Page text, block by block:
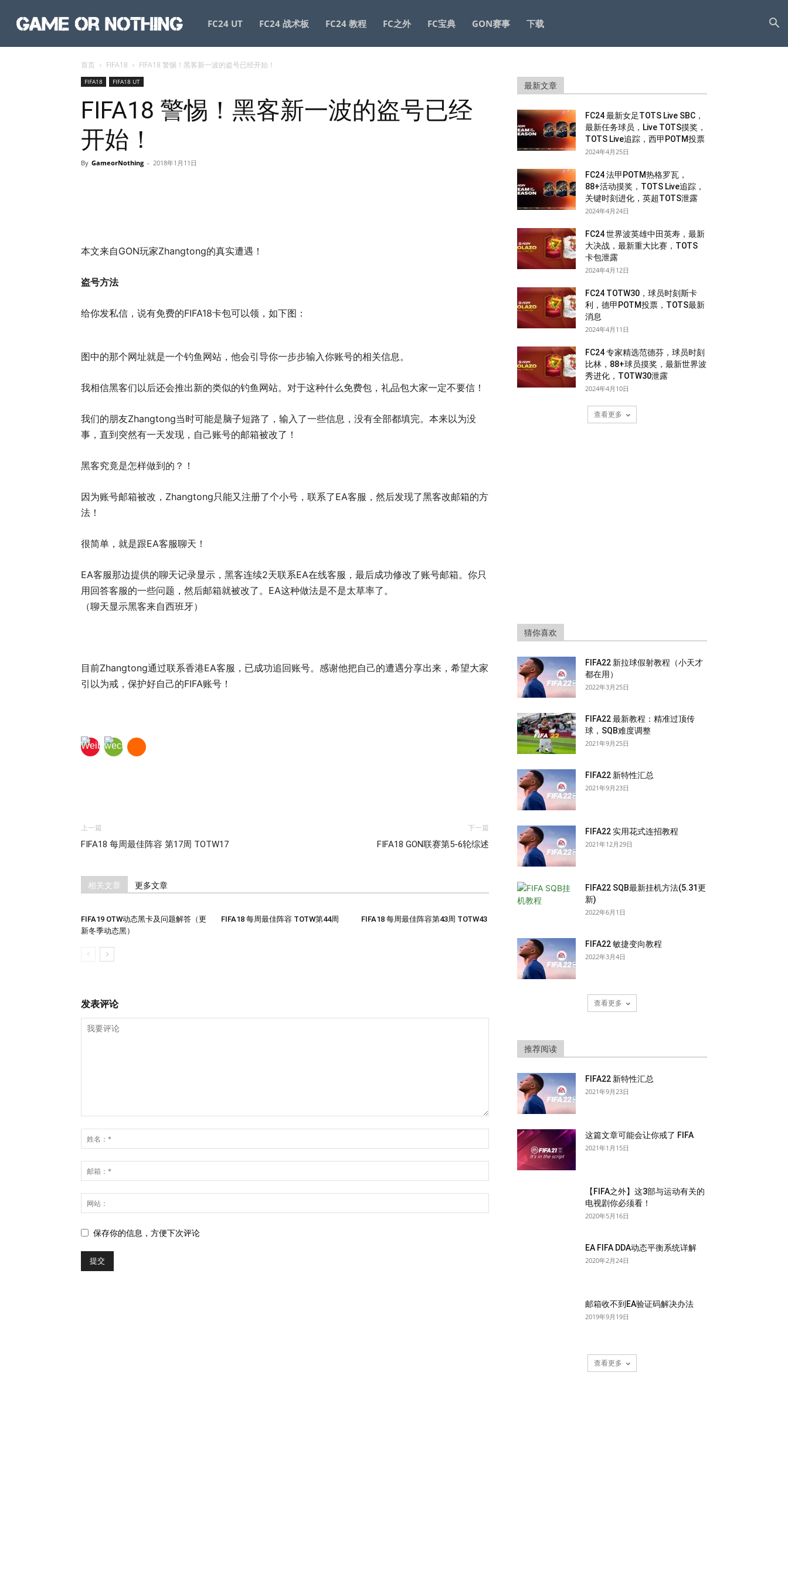
GameorNothing
FC24 UT FC24 战术板 FC24 教程 FC之外 FC宝典 GON赛事 下载
首页 FIFA18 FIFA18 警惕！黑客新一波的盗号已经开始！
FIFA18 FIFA18 UT
FIFA18 警惕！黑客新一波的盗号已经
开始！
By GameorNothing - 2018年1月11日
本文来自GON玩家Zhangtong的真实遭遇！
盗号方法
给你发私信，说有免费的FIFA18卡包可以领，如下图：
图中的那个网址就是一个钓鱼网站，他会引导你一步步输入你账号的相关信息。
我相信黑客们以后还会推出新的类似的钓鱼网站。对于这种什么免费包，礼品包大家一定不要信！
我们的朋友Zhangtong当时可能是脑子短路了，输入了一些信息，没有全部都填完。本来以为没
事，直到突然有一天发现，自己账号的邮箱被改了！
黑客究竟是怎样做到的？！
因为账号邮箱被改，Zhangtong只能又注册了个小号，联系了EA客服，然后发现了黑客改邮箱的方
法！
很简单，就是跟EA客服聊天！
EA客服那边提供的聊天记录显示，黑客连续2天联系EA在线客服，最后成功修改了账号邮箱。你只
用回答客服的一些问题，然后邮箱就被改了。EA这种做法是不是太草率了。
（聊天显示黑客来自西班牙）
目前Zhangtong通过联系香港EA客服，已成功追回账号。感谢他把自己的遭遇分享出来，希望大家
引以为戒，保护好自己的FIFA账号！
上一篇
FIFA18 每周最佳阵容 第17周 TOTW17
下一篇
FIFA18 GON联赛第5-6轮综述
相关文章 更多文章
FIFA19 OTW动态黑卡及问题解答（更
新冬季动态黑）
FIFA18 每周最佳阵容 TOTW第44周 FIFA18 每周最佳阵容第43周 TOTW43
发表评论
保存你的信息，方便下次评论
最新文章
FC24 最新女足TOTS Live SBC，
最新任务球员，Live TOTS摸奖，
TOTS Live追踪，西甲POTM投票
2024年4月25日
FC24 法甲POTM热格罗瓦，
88+活动摸奖，TOTS Live追踪，
关键时刻进化，英超TOTS泄露
2024年4月24日
FC24 世界波英雄中田英寿，最新
大决战，最新重大比赛，TOTS
卡包泄露
2024年4月12日
FC24 TOTW30，球员时刻斯卡
利，德甲POTM投票，TOTS最新
消息
2024年4月11日
FC24 专家精选范德芬，球员时刻
比林，88+球员摸奖，最新世界波
秀进化，TOTW30泄露
2024年4月10日
查看更多
猜你喜欢
FIFA22 新拉球假射教程（小天才
都在用）
2022年3月25日
FIFA22 最新教程：精准过顶传
球，SQB难度调整
2021年9月25日
FIFA22 新特性汇总
2021年9月23日
FIFA22 实用花式连招教程
2021年12月29日
FIFA22 SQB最新挂机方法(5.31更
新)
2022年6月1日
FIFA22 敏捷变向教程
2022年3月4日
查看更多
推荐阅读
FIFA22 新特性汇总
2021年9月23日
这篇文章可能会让你戒了 FIFA
2021年1月15日
【FIFA之外】这3部与运动有关的
电视剧你必须看！
2020年5月16日
EA FIFA DDA动态平衡系统详解
2020年2月24日
邮箱收不到EA验证码解决办法
2019年9月19日
查看更多